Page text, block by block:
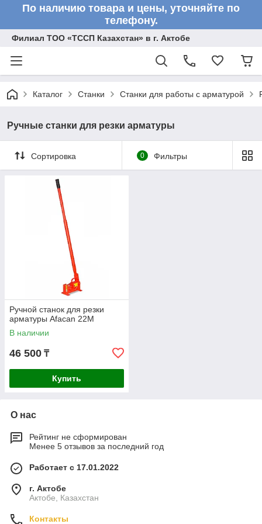
По наличию товара и цены, уточняйте по
телефону.
Филиал ТОО «ТССП Казахстан» в г. Актобе
Каталог Станки Станки для работы с арматурой
Ручные станки для резки арматуры
Сортировка 0 Фильтры
Ручной станок для резки
арматуры Afacan 22М
В наличии
46 500 ₸
Купить
О нас
Рейтинг не сформирован
Менее 5 отзывов за последний год
Работает с 17.01.2022
г. Актобе
Актобе, Казахстан
Контакты